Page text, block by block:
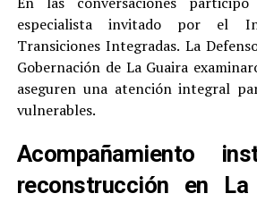
especialista invitado por el
Transiciones Integradas. La
Gobernación de La Guaira
aseguren una atención integral
vulnerables.
Acompañamiento
reconstrucción en